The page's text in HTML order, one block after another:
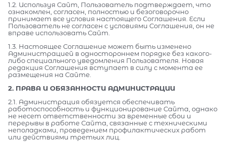
1.2. Используя Сайт, Пользователь подтверждает, что
ознакомлен, согласен, полностью и безоговорочно
принимает все условия настоящего Соглашения. Если
Пользователь не согласен с условиями Соглашения, он не
вправе использовать Сайт.
1.3. Настоящее Соглашение может быть изменено
Администрацией в одностороннем порядке без какого-
либо специального уведомления Пользователя. Новая
редакция Соглашения вступает в силу с момента ее
размещения на Сайте.
2. ПРАВА И ОБЯЗАННОСТИ АДМИНИСТРАЦИИ
2.1. Администрация обязуется обеспечивать
работоспособность и функционирование Сайта, однако
не несет ответственности за временные сбои и
перерывы в работе Сайта, связанные с техническими
неполадками, проведением профилактических работ
или действиями третьих лиц.